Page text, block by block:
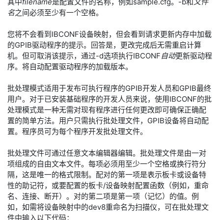
名之间必须至少有一个空格。
您将不会看到IBCONF设备映射，但会看到请求更新内存中加载
的GPIB驱动程序的提示。回答是，更改完成后无需重启计算
机。但可取消该提示，通过-d选项执行IBCONF自动更新驱动程
序。将自动配置驱动程序的加载版本。
批处理模式适用于发布可执行程序的GPIB开发人员和GPIB最终
用户。对于已安装基础程序的开发人员来说，使用IBCONF的批
处理模式是一种无需对现有程序进行任何更改即可确保正确配
置的简单方法。用户只需执行批处理文件，GPIB设备将自动配
置。程序员可为每个程序开发批处理文件。
批处理文件可通过任意文本编辑器编辑。批处理文件是由一对
项组成的自由文本文件。每项必须用至少一个空格或换行符分
隔，这是唯一的格式限制。配对的第一项是表示板卡或设备特
性的助记符，或要配置的板卡/设备映射配置函数（例如，重命
名、连接、断开）。对的第二项是第一项（记忆）的值。例
如，如需将设备映射中的dev8重命名为扫描仪，可在批处理文
件中输入以下代码：